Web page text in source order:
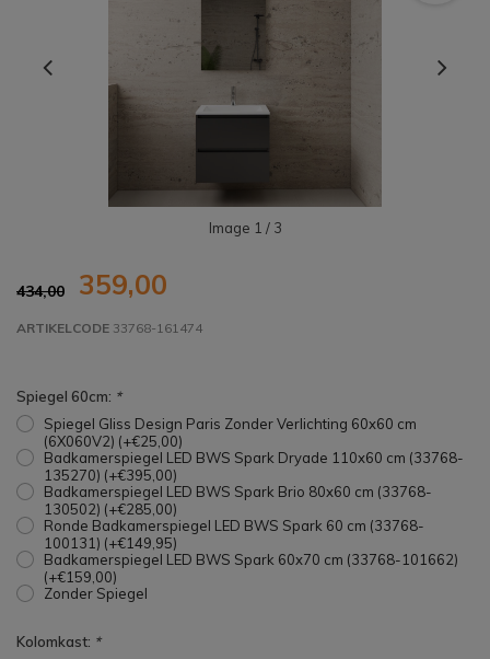
Image 1 / 3
434,00 359,00
ARTIKELCODE 33768-161474
Spiegel 60cm: *
Spiegel Gliss Design Paris Zonder Verlichting 60x60 cm
(6X060V2) (+€25,00)
Badkamerspiegel LED BWS Spark Dryade 110x60 cm (33768-
135270) (+€395,00)
Badkamerspiegel LED BWS Spark Brio 80x60 cm (33768-
130502) (+€285,00)
Ronde Badkamerspiegel LED BWS Spark 60 cm (33768-
100131) (+€149,95)
Badkamerspiegel LED BWS Spark 60x70 cm (33768-101662)
(+€159,00)
Zonder Spiegel
Kolomkast: *